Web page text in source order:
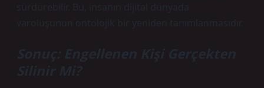
sürdürebilir. Bu, insanın dijital dünyada
varoluşunun ontolojik bir yeniden tanımlanmasıdır.
Sonuç: Engellenen Kişi Gerçekten
Silinir Mi?